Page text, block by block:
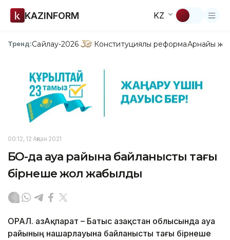
KAZINFORM KZ
Тренд:Сайлау-2026 Конституциялық реформаАрнайы
00:12, 12 Ақпан 2021
БҚО-да ауа райына байланысты тағы
бірнеше жол жабылды
ОРАЛ. ҚазАқпарат – Батыс Қазақстан облысында ауа
райының нашарлауына байланысты тағы бірнеше